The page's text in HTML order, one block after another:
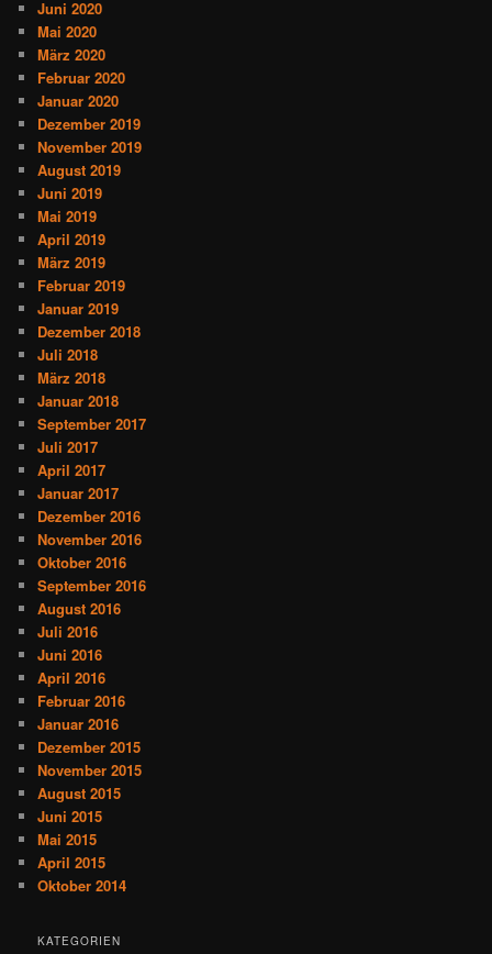
Juni 2020
Mai 2020
März 2020
Februar 2020
Januar 2020
Dezember 2019
November 2019
August 2019
Juni 2019
Mai 2019
April 2019
März 2019
Februar 2019
Januar 2019
Dezember 2018
Juli 2018
März 2018
Januar 2018
September 2017
Juli 2017
April 2017
Januar 2017
Dezember 2016
November 2016
Oktober 2016
September 2016
August 2016
Juli 2016
Juni 2016
April 2016
Februar 2016
Januar 2016
Dezember 2015
November 2015
August 2015
Juni 2015
Mai 2015
April 2015
Oktober 2014
KATEGORIEN